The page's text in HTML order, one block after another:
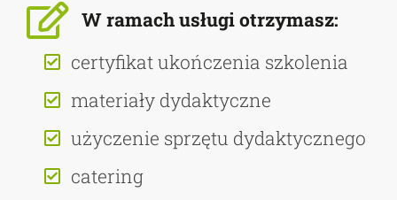
W ramach usługi otrzymasz:
certyfikat ukończenia szkolenia
materiały dydaktyczne
użyczenie sprzętu dydaktycznego
catering